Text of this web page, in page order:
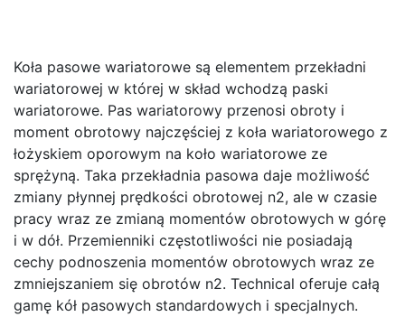
Koła pasowe wariatorowe są elementem przekładni
wariatorowej w której w skład wchodzą paski
wariatorowe. Pas wariatorowy przenosi obroty i
moment obrotowy najczęściej z koła wariatorowego z
łożyskiem oporowym na koło wariatorowe ze
sprężyną. Taka przekładnia pasowa daje możliwość
zmiany płynnej prędkości obrotowej n2, ale w czasie
pracy wraz ze zmianą momentów obrotowych w górę
i w dół. Przemienniki częstotliwości nie posiadają
cechy podnoszenia momentów obrotowych wraz ze
zmniejszaniem się obrotów n2. Technical oferuje całą
gamę kół pasowych standardowych i specjalnych.